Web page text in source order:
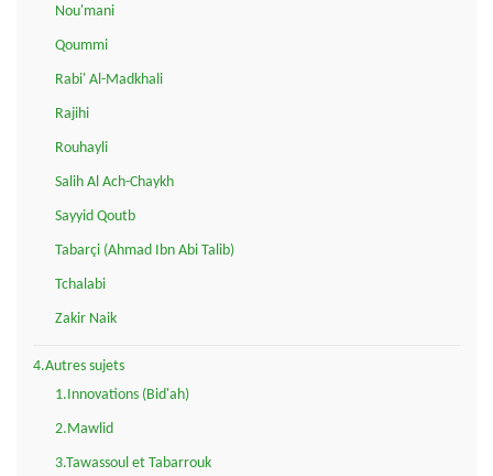
Nou'mani
Qoummi
Rabi' Al-Madkhali
Rajihi
Rouhayli
Salih Al Ach-Chaykh
Sayyid Qoutb
Tabarçi (Ahmad Ibn Abi Talib)
Tchalabi
Zakir Naik
4.Autres sujets
1.Innovations (Bid'ah)
2.Mawlid
3.Tawassoul et Tabarrouk